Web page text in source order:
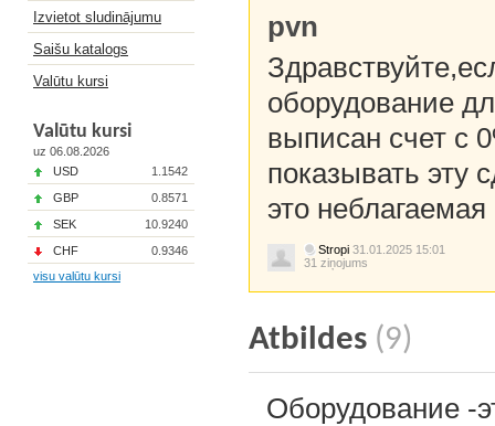
Izvietot sludinājumu
Saišu katalogs
Valūtu kursi
Valūtu kursi
uz 06.08.2026
USD
1.1542
GBP
0.8571
SEK
10.9240
CHF
0.9346
visu valūtu kursi
pvn
оборудование
выписан счет с
показывать эту
это
Stropi 31.01.2025 15:01
31 ziņojums
Atbildes (9)
Оборудование -